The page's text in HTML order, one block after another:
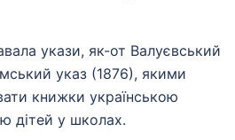
укази, як-от Валуєвський
указ (1876), якими
книжки українською
дітей у школах.